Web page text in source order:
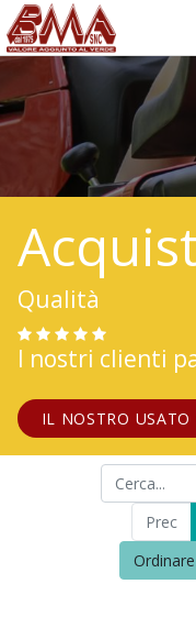
Qualità
I nostri clienti
IL NOSTRO USATO
Prec